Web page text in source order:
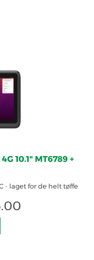
10.1" MT6789 +
- laget for de helt tøffe